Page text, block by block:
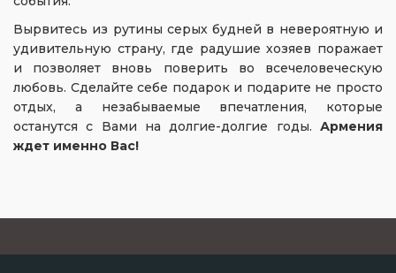
Вырвитесь из рутины серых будней в невероятную и
удивительную страну, где радушие хозяев поражает
и позволяет вновь поверить во всечеловеческую
любовь. Сделайте себе подарок и подарите не просто
отдых, а незабываемые впечатления, которые
останутся с Вами на долгие-долгие годы. Армения
ждет именно Вас!